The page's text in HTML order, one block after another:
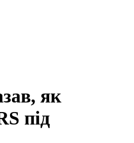
як
під